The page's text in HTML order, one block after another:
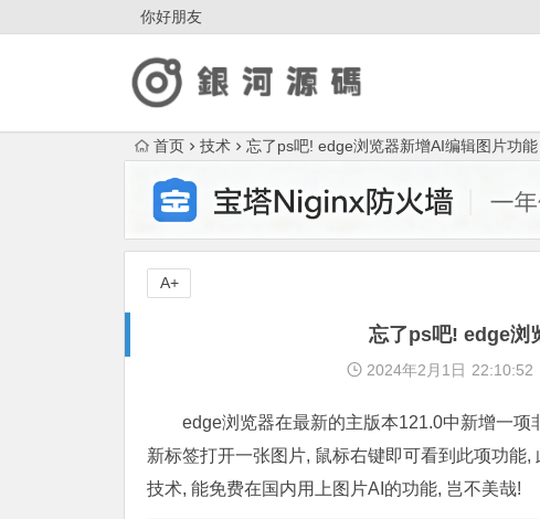
你好朋友
首页 技术 忘了ps吧! edge浏览器新增AI编辑图片功能
忘了ps吧! edge浏
2024年2月1日 22:10:52
edge浏览器在最新的主版本121.0中新增一
新标签打开一张图片, 鼠标右键即可看到此项功能
技术, 能免费在国内用上图片AI的功能, 岂不美哉!
A+